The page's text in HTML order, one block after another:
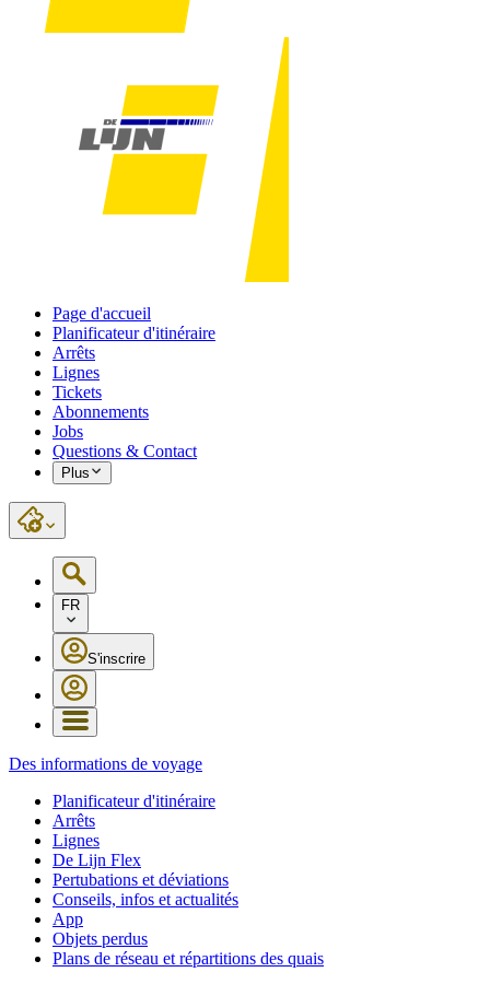
Page d'accueil
Planificateur d'itinéraire
Arrêts
Lignes
Tickets
Abonnements
Jobs
Questions & Contact
Plus
FR
S'inscrire
Des informations de voyage
Planificateur d'itinéraire
Arrêts
Lignes
De Lijn Flex
Pertubations et déviations
Conseils, infos et actualités
App
Objets perdus
Plans de réseau et répartitions des quais